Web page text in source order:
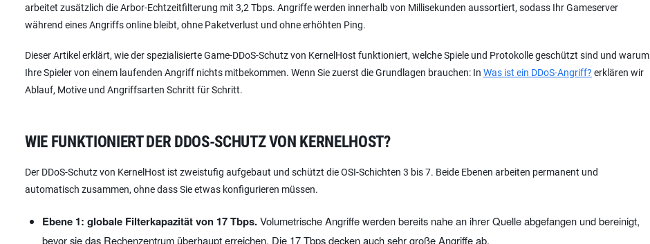
arbeitet zusätzlich die Arbor-Echtzeitfilterung mit 3,2 Tbps. Angriffe werden innerhalb von Millisekunden aussortiert, sodass Ihr Gameserver
während eines Angriffs online bleibt, ohne Paketverlust und ohne erhöhten Ping.
Dieser Artikel erklärt, wie der spezialisierte Game-DDoS-Schutz von KernelHost funktioniert, welche Spiele und Protokolle geschützt sind und warum
Ihre Spieler von einem laufenden Angriff nichts mitbekommen. Wenn Sie zuerst die Grundlagen brauchen: In Was ist ein DDoS-Angriff? erklären wir
Ablauf, Motive und Angriffsarten Schritt für Schritt.
WIE FUNKTIONIERT DER DDOS-SCHUTZ VON KERNELHOST?
Der DDoS-Schutz von KernelHost ist zweistufig aufgebaut und schützt die OSI-Schichten 3 bis 7. Beide Ebenen arbeiten permanent und
automatisch zusammen, ohne dass Sie etwas konfigurieren müssen.
Ebene 1: globale Filterkapazität von 17 Tbps.Volumetrische Angriffe werden bereits nahe an ihrer Quelle abgefangen und bereinigt,
bevor sie das Rechenzentrum überhaupt erreichen. Die 17 Tbps decken auch sehr große Angriffe ab.